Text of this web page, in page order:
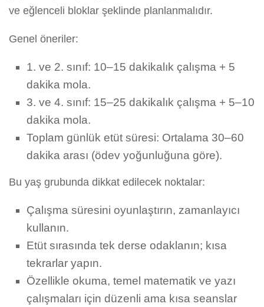
ve eğlenceli bloklar şeklinde planlanmalıdır.
Genel öneriler:
1. ve 2. sınıf: 10–15 dakikalık çalışma + 5
dakika mola.
3. ve 4. sınıf: 15–25 dakikalık çalışma + 5–10
dakika mola.
Toplam günlük etüt süresi: Ortalama 30–60
dakika arası (ödev yoğunluğuna göre).
Bu yaş grubunda dikkat edilecek noktalar:
Çalışma süresini oyunlaştırın, zamanlayıcı
kullanın.
Etüt sırasında tek derse odaklanın; kısa
tekrarlar yapın.
Özellikle okuma, temel matematik ve yazı
çalışmaları için düzenli ama kısa seanslar